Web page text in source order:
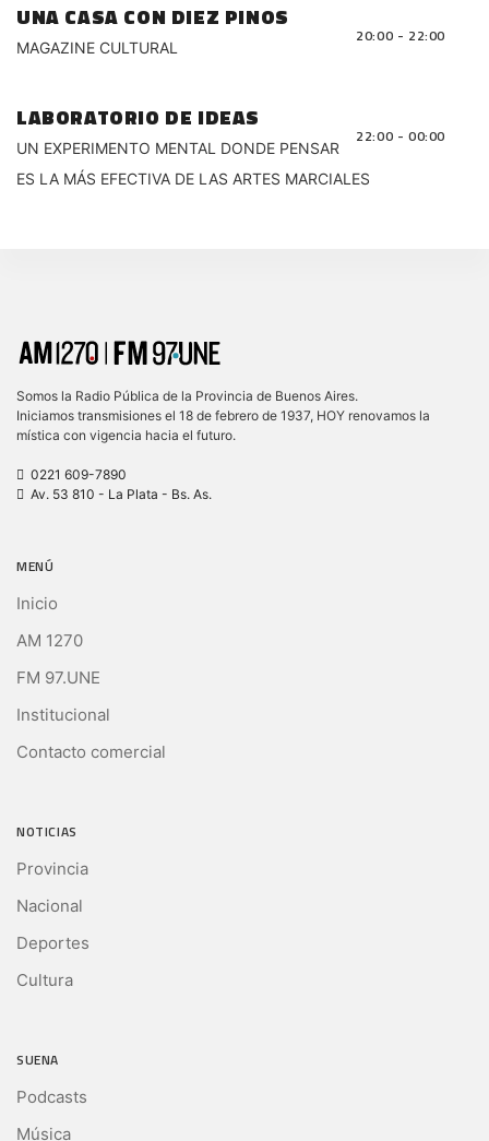
UNA CASA CON DIEZ PINOS
20:00 - 22:00
MAGAZINE CULTURAL
LABORATORIO DE IDEAS
22:00 - 00:00
UN EXPERIMENTO MENTAL DONDE PENSAR
ES LA MÁS EFECTIVA DE LAS ARTES MARCIALES
Somos la Radio Pública de la Provincia de Buenos Aires.
Iniciamos transmisiones el 18 de febrero de 1937, HOY renovamos la
mística con vigencia hacia el futuro.
0221 609-7890
Av. 53 810 - La Plata - Bs. As.
MENÚ
Inicio
AM 1270
FM 97.UNE
Institucional
Contacto comercial
NOTICIAS
Provincia
Nacional
Deportes
Cultura
SUENA
Podcasts
Música